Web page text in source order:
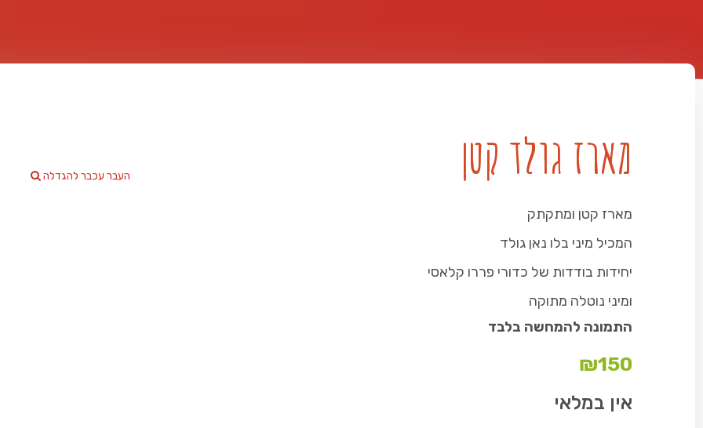
מארז גולד קטן
מארז קטן ומתקתק
המכיל מיני בלו נאן גולד
יחידות בודדות של כדורי פררו קלאסי
ומיני נוטלה מתוקה
התמונה להמחשה בלבד
₪150
אין במלאי
העבר עכבר להגדלה